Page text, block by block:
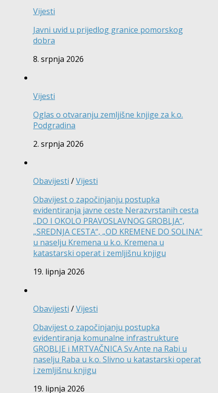
Vijesti
Javni uvid u prijedlog granice pomorskog
dobra
8. srpnja 2026
Vijesti
Oglas o otvaranju zemljišne knjige za k.o.
Podgradina
2. srpnja 2026
Obavijesti /Vijesti
Obavijest o započinjanju postupka
evidentiranja javne ceste Nerazvrstanih cesta
„DO I OKOLO PRAVOSLAVNOG GROBLJA“,
„SREDNJA CESTA“, „OD KREMENE DO SOLINA“
u naselju Kremena u k.o. Kremena u
katastarski operat i zemljišnu knjigu
19. lipnja 2026
Obavijesti /Vijesti
Obavijest o započinjanju postupka
evidentiranja komunalne infrastrukture
GROBLJE i MRTVAČNICA Sv.Ante na Rabi u
naselju Raba u k.o. Slivno u katastarski operat
i zemljišnu knjigu
19. lipnja 2026